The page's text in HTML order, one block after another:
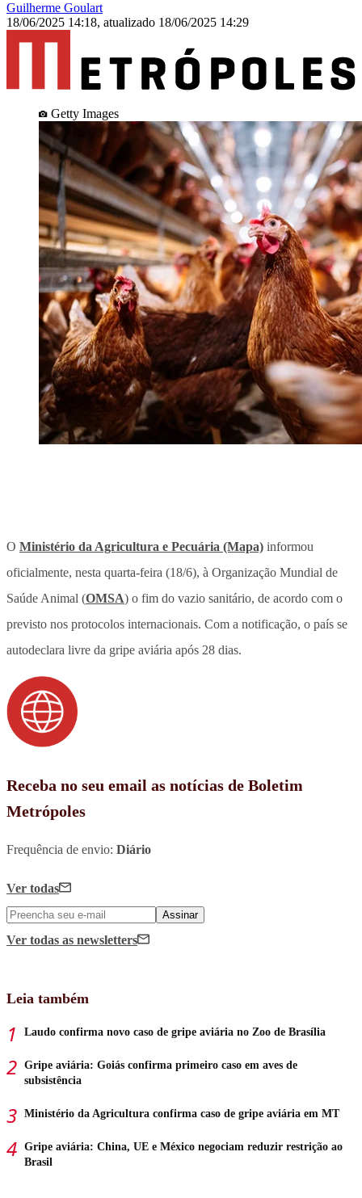
Guilherme Goulart
18/06/2025 14:18, atualizado 18/06/2025 14:29
Getty Images
O Ministério da Agricultura e Pecuária (Mapa) informou
oficialmente, nesta quarta-feira (18/6), à Organização Mundial de
Saúde Animal (OMSA) o fim do vazio sanitário, de acordo com o
previsto nos protocolos internacionais. Com a notificação, o país se
autodeclara livre da gripe aviária após 28 dias.
Receba no seu email as notícias de Boletim
Metrópoles
Frequência de envio: Diário
Ver todas
Assinar
Ver todas as newsletters
Leia também
Laudo confirma novo caso de gripe aviária no Zoo de Brasília
Gripe aviária: Goiás confirma primeiro caso em aves de
subsistência
Ministério da Agricultura confirma caso de gripe aviária em MT
Gripe aviária: China, UE e México negociam reduzir restrição ao
Brasil